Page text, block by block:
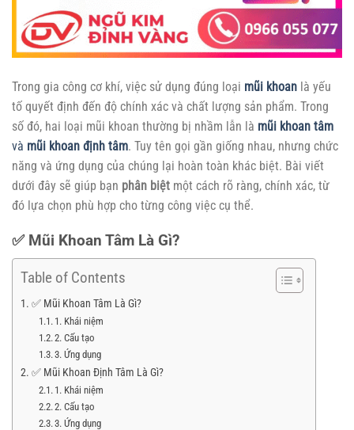
Trong gia công cơ khí, việc sử dụng đúng loại mũi khoan là yếu
tố quyết định đến độ chính xác và chất lượng sản phẩm. Trong
số đó, hai loại mũi khoan thường bị nhầm lẫn là mũi khoan tâm
và mũi khoan định tâm. Tuy tên gọi gần giống nhau, nhưng chức
năng và ứng dụng của chúng lại hoàn toàn khác biệt. Bài viết
dưới đây sẽ giúp bạn phân biệt một cách rõ ràng, chính xác, từ
đó lựa chọn phù hợp cho từng công việc cụ thể.
✅ Mũi Khoan Tâm Là Gì?
Table of Contents
✅ Mũi Khoan Tâm Là Gì?
1. Khái niệm
2. Cấu tạo
3. Ứng dụng
✅ Mũi Khoan Định Tâm Là Gì?
1. Khái niệm
2. Cấu tạo
3. Ứng dụng